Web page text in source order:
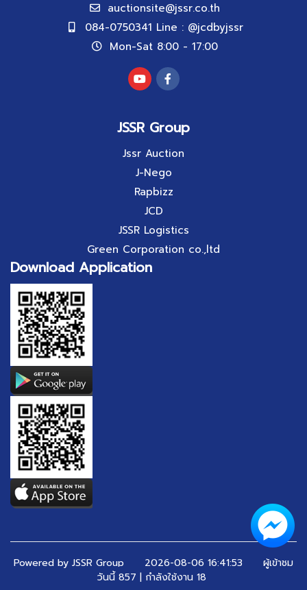
auctionsite@jssr.co.th
084-0750341 Line : @jcdbyjssr
Mon-Sat 8:00 - 17:00
JSSR Group
Jssr Auction
J-Nego
Rapbizz
JCD
JSSR Logistics
Green Corporation co.,ltd
Download Application
Powered by JSSR Group
2026-08-06 16:41:53 ผู้เข้าชม
วันนี้ 857 | กำลังใช้งาน 18